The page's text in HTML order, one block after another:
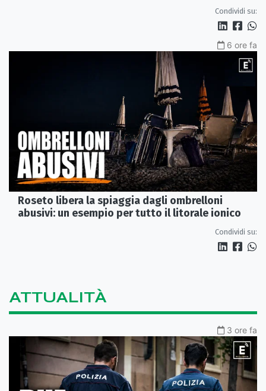
Condividi su:
6 ore fa
Roseto libera la spiaggia dagli ombrelloni
abusivi: un esempio per tutto il litorale ionico
Condividi su:
ATTUALITÀ
3 ore fa